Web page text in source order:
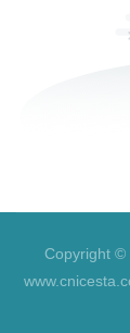
Copyright ©